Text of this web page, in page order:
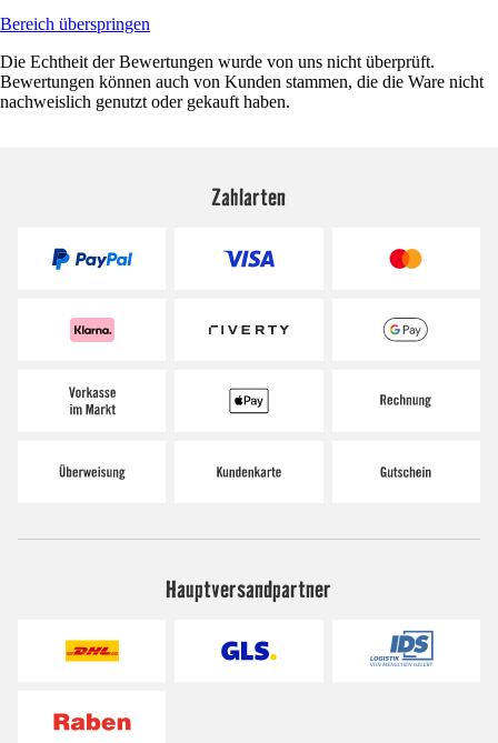
Bereich überspringen
Die Echtheit der Bewertungen wurde von uns nicht überprüft.
Bewertungen können auch von Kunden stammen, die die Ware nicht
nachweislich genutzt oder gekauft haben.
Zahlarten
Hauptversandpartner